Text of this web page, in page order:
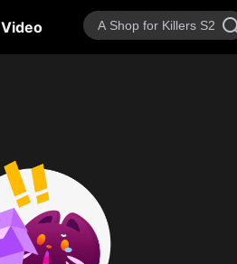
Video Animasi Rancangan